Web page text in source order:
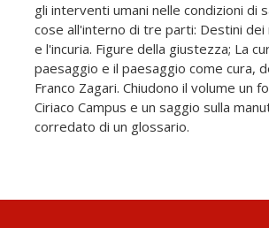
gli interventi umani nelle condizioni di
cose all'interno di tre parti: Destini
e l'incuria. Figure della giustezza; La
paesaggio e il paesaggio come cura,
Franco Zagari. Chiudono il volume un
Ciriaco Campus e un saggio sulla
corredato di un glossario.